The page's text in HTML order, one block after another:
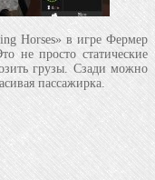
Horses» в игре Фермер
не просто статические
грузы. Сзади можно
пассажирка.